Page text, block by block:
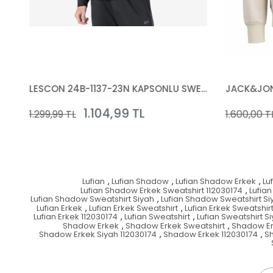
LESCON 24B-1137-23N KAPSONLU SWEATSHIRT
1.104,99 TL
1.299,99 TL 1.600,00 TL
Lufian , Lufian Shadow , Lufian Shadow Erkek ,
Lufian Shadow Erkek Sweatshirt 112030174 ,
Lufian Shadow Sweatshirt Siyah , Lufian Shadow Sweatshirt
Lufian Erkek , Lufian Erkek Sweatshirt , Lufian Erkek
Lufian Erkek 112030174 , Lufian Sweatshirt , Lufian Sweatshirt
Shadow Erkek , Shadow Erkek Sweatshirt , Shadow
Shadow Erkek Siyah 112030174 , Shadow Erkek 112030174 ,